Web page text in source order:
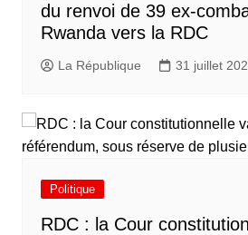
du renvoi de 39 ex-
Rwanda vers la RDC
La République 31 juillet
Politique
RDC : la Cour